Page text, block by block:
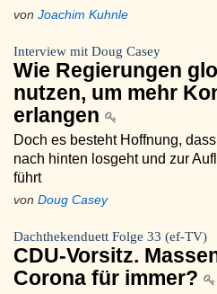
von Joachim Kuhnle
Interview mit Doug Casey
Wie Regierungen
nutzen, um mehr
erlangen
Doch es besteht Hoffnung,
nach hinten losgeht und zur
führt
von Doug Casey
Dachthekenduett Folge 33 (ef-TV)
CDU-Vorsitz.
Corona für immer?